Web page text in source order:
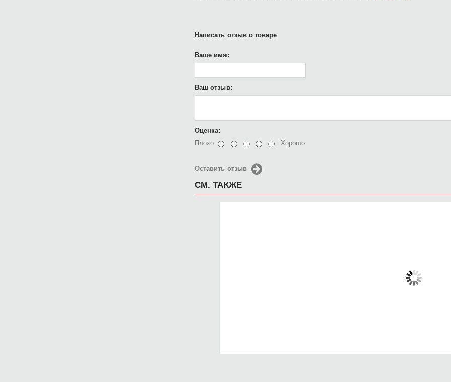
Написать отзыв о товаре
Ваше имя:
Ваш отзыв:
Оценка:
Плохо
Хорошо
Оставить отзыв
СМ. ТАКЖЕ